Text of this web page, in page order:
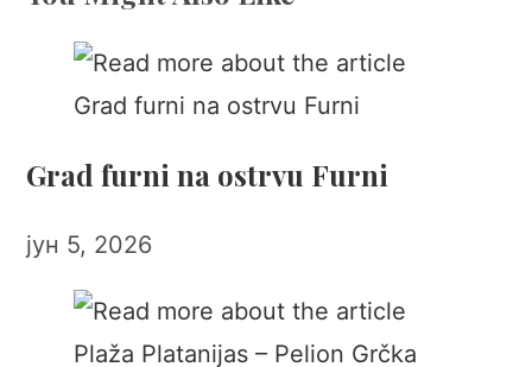
Grad furni na ostrvu Furni
јун 5, 2026